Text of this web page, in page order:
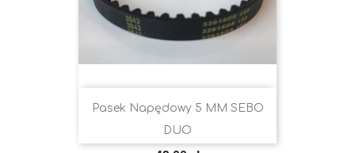
Pasek Napędowy 5 MM SEBO
DUO